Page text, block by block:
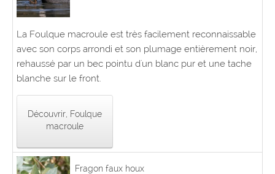
La Foulque macroule est très facilement reconnaissable
avec son corps arrondi et son plumage entièrement noir,
rehaussé par un bec pointu d'un blanc pur et une tache
blanche sur le front.
Découvrir, Foulque
macroule
Fragon faux houx